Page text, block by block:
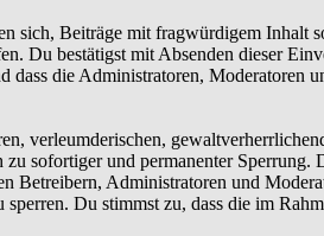
sich, Beiträge mit fragwürdigem Inhalt
Du bestätigst mit Absenden dieser
die Administratoren, Moderatoren
verleumderischen,
sofortiger und permanenter Sperrung.
Betreibern, Administratoren und
Du stimmst zu, dass die im